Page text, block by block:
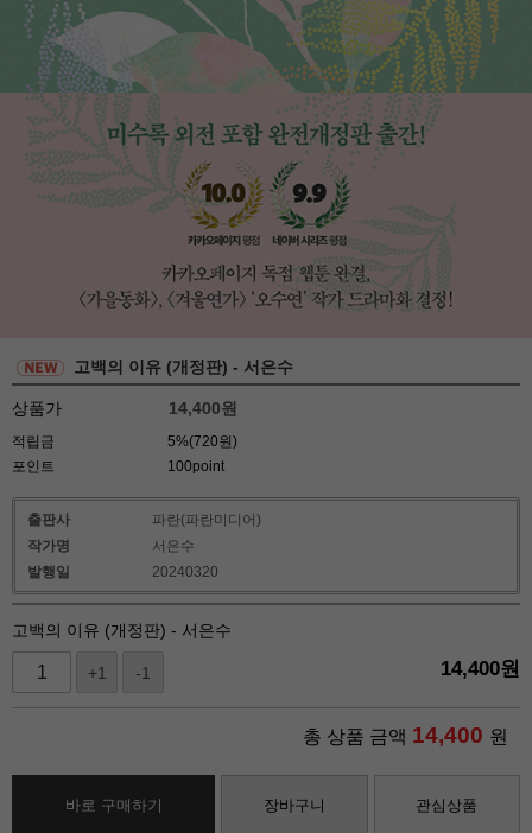
고백의 이유 (개정판) - 서은수
상품가 14,400원
적립금
5%(720원)
포인트
100point
출판사
파란(파란미디어)
작가명
서은수
발행일
20240320
고백의 이유 (개정판) - 서은수
+1 -1 14,400원
총 상품 금액 14,400 원
바로 구매하기 장바구니 관심상품